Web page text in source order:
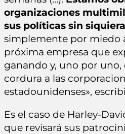
organizaciones
sus políticas sin
simplemente por miedo
próxima empresa que
ganando y, uno por uno,
cordura a las
estadounidenses»,
Es el caso de Harley-
que revisará sus